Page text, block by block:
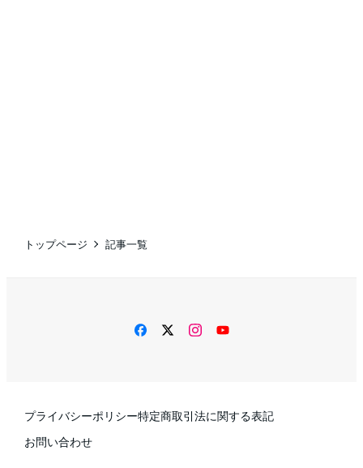
トップページ 記事一覧
facebooktwitterinstagram
YouTube
プライバシーポリシー特定商取引法に関する表記
お問い合わせ